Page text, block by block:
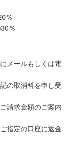
％
％
メールもしくは電
の取消料を申し受
請求金額のご案内
指定の口座に返金